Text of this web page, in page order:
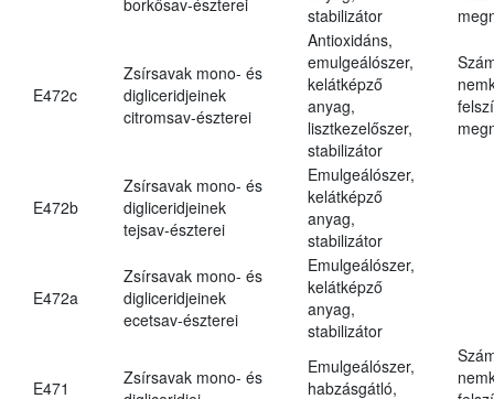
stabilizátor
E472c
Zsírsavak mono- és
digliceridjeinek
citromsav-észterei
Antioxidáns,
emulgeálószer,
kelátképző
anyag,
lisztkezelőszer,
stabilizátor
E472b
Zsírsavak mono- és
digliceridjeinek
tejsav-észterei
Emulgeálószer,
kelátképző
anyag,
stabilizátor
E472a
Zsírsavak mono- és
digliceridjeinek
ecetsav-észterei
Emulgeálószer,
kelátképző
anyag,
stabilizátor
E471
Zsírsavak mono- és
Emulgeálószer,
habzásgátló,